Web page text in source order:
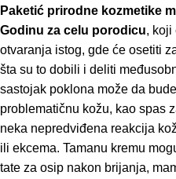
Paketić prirodne kozmetike
Godinu za celu porodicu, koji
otvaranja istog, gde će osetiti
šta su to dobili i deliti
sastojak poklona može da bude
problematičnu kožu, kao spas
neka nepredviđena reakcija
ili ekcema. Tamanu kremu
tate za osip nakon brijanja,